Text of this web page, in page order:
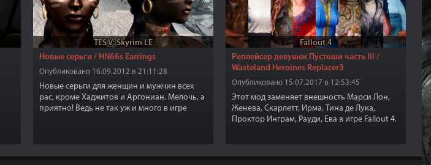
TES V: Skyrim LE
Новые серьги / HN66s Earrings
Опубликовано 16.09.2012 в 21:11:28
Новые серьги для женщин и мужчин всех
рас, кроме Хаджитов и Аргониан. Мелочь, а
приятно! Ведь не так уж и много в игре
Fallout 4
Реплейсер девушек Пустоши часть III /
Wasteland Heroines Replacer3
Опубликовано 15.07.2017 в 12:53:45
Этот мод заменяет внешность Марси Лон,
Женева, Скарлетт, Ирма, Тина де Лука,
Проктор Инграм, Рауди, Ева в игре Fallout 4.